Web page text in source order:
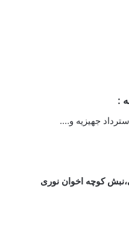
:
جهیزیه و….
کوچه اخوان نوری